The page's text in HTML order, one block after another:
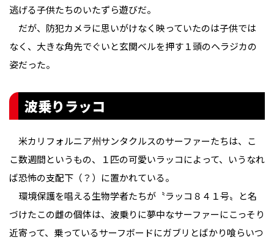
逃げる子供たちのいたずら遊びだ。
だが、防犯カメラに思いがけなく映っていたのは子供では
なく、大きな角先でぐいと玄関ベルを押す１頭のヘラジカの
姿だった。
波乗りラッコ
米カリフォルニア州サンタクルスのサーファーたちは、こ
こ数週間というもの、１匹の可愛いラッコによって、いうなれ
ば恐怖の支配下（？）に置かれている。
環境保護を唱える生物学者たちが〝ラッコ８４１号〟と名
づけたこの雌の個体は、波乗りに夢中なサーファーにこっそり
近寄って、乗っているサーフボードにガブリとばかり喰らいつ